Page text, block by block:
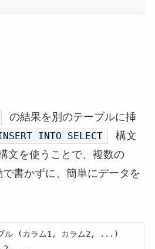
の結果を別のテーブルに挿
INTO SELECT
構文
文を使うことで、複数の
書かずに、簡単にデータを
ブル (カラム1, カラム2, ...)